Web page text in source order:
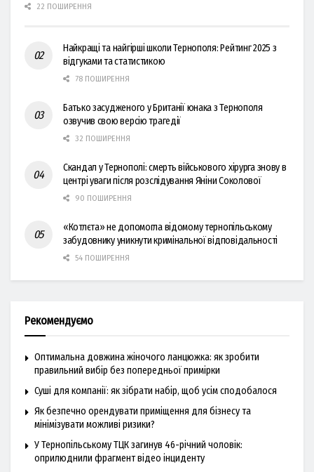
22 ПОШИРЕННЯ
Найкращі та найгірші школи Тернополя: Рейтинг 2025 з
відгуками та статистикою
78 ПОШИРЕННЯ
Батько засудженого у Британії юнака з Тернополя
озвучив свою версію трагедії
32 ПОШИРЕННЯ
Скандал у Тернополі: смерть військового хірурга знову в
центрі уваги після розслідування Яніни Соколової
90 ПОШИРЕННЯ
«Котлєта» не допомогла відомому тернопільському
забудовнику уникнути кримінальної відповідальності
54 ПОШИРЕННЯ
Рекомендуємо
Оптимальна довжина жіночого ланцюжка: як зробити
правильний вибір без попередньої примірки
Суші для компанії: як зібрати набір, щоб усім сподобалося
Як безпечно орендувати приміщення для бізнесу та
мінімізувати можливі ризики?
У Тернопільському ТЦК загинув 46-річний чоловік:
оприлюднили фрагмент відео інциденту